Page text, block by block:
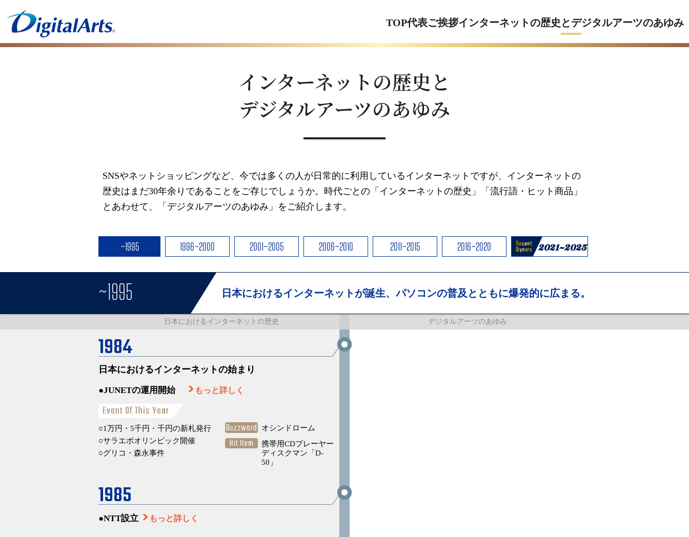
TOP代表ご挨拶インターネットの歴史 とデジタルアーツのあゆみ
インターネットの歴史と
デジタルアーツのあゆみ
SNSやネットショッピングなど、今では多くの人が日常的に利用しているインターネットですが、インターネットの
歴史はまだ30年余りであることをご存じでしょうか。時代ごとの「インターネットの歴史」「流行語・ヒット商品」
とあわせて、「デジタルアーツのあゆみ」をご紹介します。
~1995 1996~2000 2001~2005 2006~2010 2011~2015 2016~2020 2021~2025
~1995 日本におけるインターネットが誕生、パソコンの普及とともに爆発的に広まる。
日本におけるインターネットの歴史 デジタルアーツのあゆみ
1984
日本におけるインターネットの始まり
JUNETの運用開始 もっと詳しく
Event Of This Year
1万円・5千円・千円の新札発行
サラエボオリンピック開催
グリコ・森永事件
Buzzword オシンドローム
Hit Item
携帯用CDプレーヤー
ディスクマン「D-
50」
1985
NTT設立 もっと詳しく